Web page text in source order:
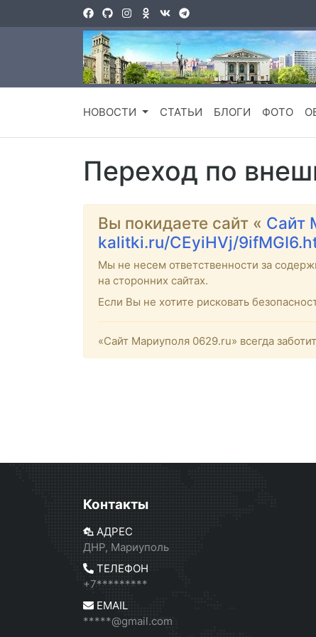
НОВОСТИ СТАТЬИ БЛОГИ ФОТО
Переход по
Вы покидаете сайт « Сайт
kalitki.ru/CEyiHVj/
Мы не несем ответственности за
на сторонних сайтах.
Если Вы не хотите рисковать
«Сайт Мариуполя 0629.ru» всегда
Контакты
АДРЕС
ДНР, Мариуполь
ТЕЛЕФОН
+7*********
EMAIL
*****@gmail.com